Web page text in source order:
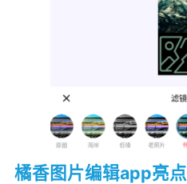
橘香图片编辑app亮点